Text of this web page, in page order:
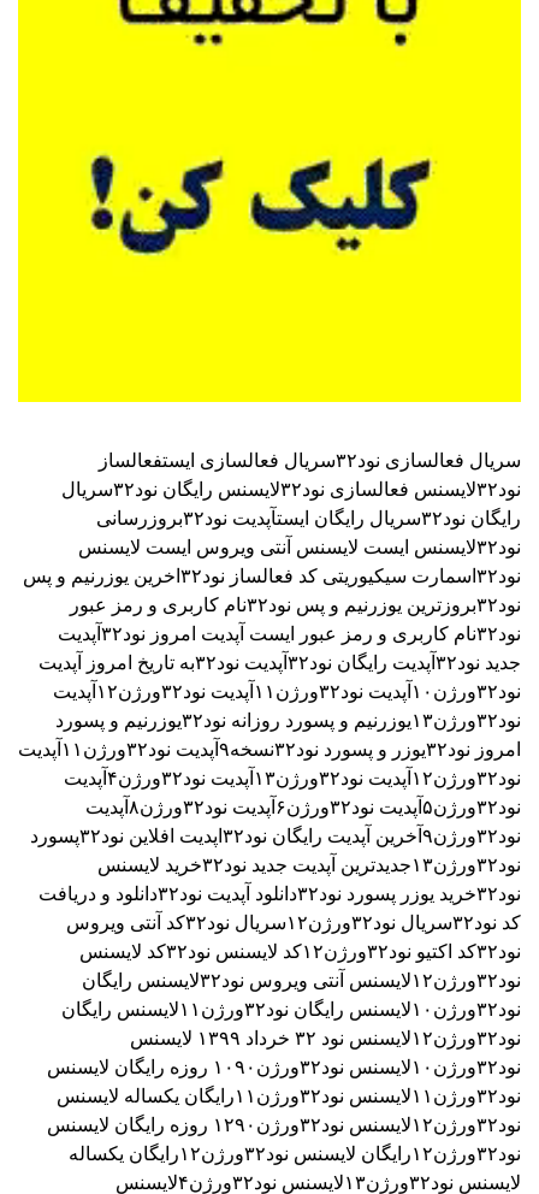
سریال فعالسازی نود۳۲ سریال فعالسازی ایستفعالساز
نود۳۲
لایسنس فعالسازی نود۳۲ لایسنس رایگان نود۳۲
سریال
رایگان نود۳۲
سریال رایگان ایستآپدیت نود۳۲
بروزرسانی
نود۳۲
لایسنس ایست لایسنس آنتی ویروس ایست لایسنس
نود۳۲اسمارت سیکیوریتی
کد فعالساز نود۳۲
اخرین یوزرنیم و پس
نود۳۲
بروزترین یوزرنیم و پس نود۳۲
نام کاربری و رمز عبور
نود۳۲
نام کاربری و رمز عبور ایست آپدیت امروز نود۳۲
آپدیت
جدید نود۳۲
آپدیت رایگان نود۳۲ آپدیت نود۳۲به تاریخ امروز
آپدیت
نود۳۲ورژن۱۰
آپدیت نود۳۲ورژن۱۱ آپدیت نود۳۲ورژن۱۲
آپدیت
نود۳۲ورژن۱۳
یوزرنیم و پسورد روزانه نود۳۲
یوزرنیم و پسورد
امروز نود۳۲
یوزر و پسورد نود۳۲نسخه۹ آپدیت نود۳۲ورژن۱۱
آپدیت
نود۳۲ورژن۱۲
آپدیت نود۳۲ورژن۱۳ آپدیت نود۳۲ورژن۴
آپدیت
نود۳۲ورژن۵
آپدیت نود۳۲ورژن۶ آپدیت نود۳۲ورژن۸
آپدیت
نود۳۲ورژن۹
آخرین آپدیت رایگان نود۳۲ اپدیت افلاین نود۳۲
پسورد
نود۳۲ورژن۱۳
جدیدترین آپدیت جدید نود۳۲
خرید لایسنس
نود۳۲
خرید یوزر پسورد نود۳۲ دانلود آپدیت نود۳۲
دانلود و دریافت
کد نود۳۲
سریال نود۳۲ورژن۱۲ سریال نود۳۲
کد آنتی ویروس
نود۳۲
کد اکتیو نود۳۲ورژن۱۲ کد لایسنس نود۳۲
کد لایسنس
نود۳۲ورژن۱۲
لایسنس آنتی ویروس نود۳۲
لایسنس رایگان
نود۳۲ورژن۱۰
لایسنس رایگان نود۳۲ورژن۱۱
لایسنس رایگان
نود۳۲ورژن۱۲
لایسنس نود ۳٢ خرداد ۱۳۹۹
لایسنس
نود۳۲ورژن۱۰
لایسنس نود۳۲ورژن۱۰۹۰ روزه رایگان
لایسنس
نود۳۲ورژن۱۱
لایسنس نود۳۲ورژن۱۱رایگان یکساله
لایسنس
نود۳۲ورژن۱۲
لایسنس نود۳۲ورژن۱۲۹۰ روزه رایگان
لایسنس
نود۳۲ورژن۱۲رایگان
لایسنس نود۳۲ورژن۱۲رایگان یکساله
لایسنس نود۳۲ورژن۱۳
لایسنس نود۳۲ورژن۴
لایسنس